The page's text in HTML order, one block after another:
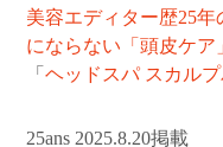
美容エディター歴25年
にならない「頭皮ケア
「ヘッドスパ スカル
25ans 2025.8.20掲載